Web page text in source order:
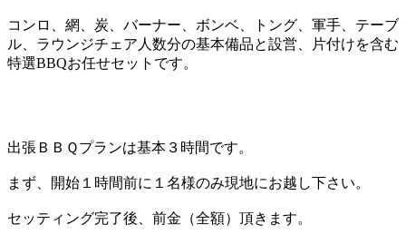
コンロ、網、炭、バーナー、ボンベ、トング、軍手、テーブ
ル、ラウンジチェア人数分の基本備品と設営、片付けを含む
特選BBQお任せセットです。
出張ＢＢＱプランは基本３時間です。
まず、開始１時間前に１名様のみ現地にお越し下さい。
セッティング完了後、前金（全額）頂きます。